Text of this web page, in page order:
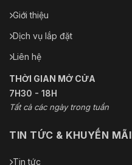
Giới thiệu
Dịch vụ lắp đặt
Liên hệ
THỜI GIAN MỞ CỬA
7H30 - 18H
Tất cả các ngày trong tuần
TIN TỨC & KHUYẾN MÃI
Tin tức